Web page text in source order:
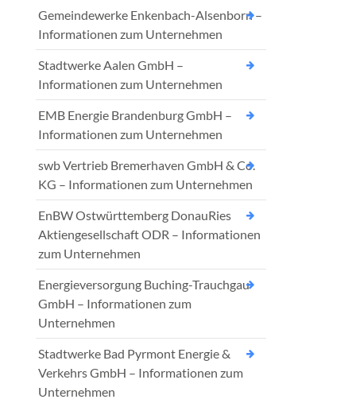
Gemeindewerke Enkenbach-Alsenborn –
Informationen zum Unternehmen
Stadtwerke Aalen GmbH –
Informationen zum Unternehmen
EMB Energie Brandenburg GmbH –
Informationen zum Unternehmen
swb Vertrieb Bremerhaven GmbH & Co.
KG – Informationen zum Unternehmen
EnBW Ostwürttemberg DonauRies
Aktiengesellschaft ODR – Informationen
zum Unternehmen
Energieversorgung Buching-Trauchgau
GmbH – Informationen zum
Unternehmen
Stadtwerke Bad Pyrmont Energie &
Verkehrs GmbH – Informationen zum
Unternehmen